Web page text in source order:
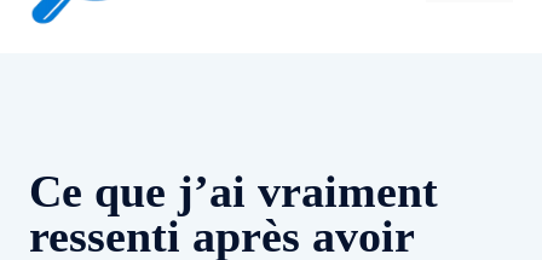
Ce que j’ai vraiment
ressenti après avoir